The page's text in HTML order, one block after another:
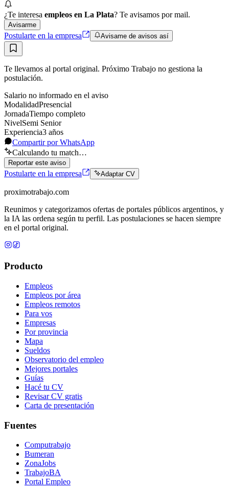
¿Te interesa empleos en La Plata? Te avisamos por mail.
Avisarme
Postularte en la empresa Avisame de avisos así
Te llevamos al portal original. Próximo Trabajo no gestiona la
postulación.
Salario no informado en el aviso
ModalidadPresencial
JornadaTiempo completo
NivelSemi Senior
Experiencia3 años
Compartir por WhatsApp
Calculando tu match…
Reportar este aviso
Postularte en la empresa Adaptar CV
proximotrabajo.com
Reunimos y categorizamos ofertas de portales públicos argentinos, y
la IA las ordena según tu perfil. Las postulaciones se hacen siempre
en el portal original.
Producto
Empleos
Empleos por área
Empleos remotos
Para vos
Empresas
Por provincia
Mapa
Sueldos
Observatorio del empleo
Mejores portales
Guías
Hacé tu CV
Revisar CV gratis
Carta de presentación
Fuentes
Computrabajo
Bumeran
ZonaJobs
TrabajoBA
Portal Empleo